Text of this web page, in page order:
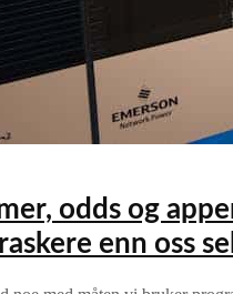
odds og
enn oss